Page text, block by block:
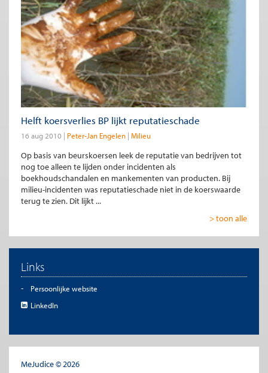
Helft koersverlies BP lijkt reputatieschade
16 aug 2010 Peter-Jan Engelen Milieu
Op basis van beurskoersen leek de reputatie van bedrijven tot
nog toe alleen te lijden onder incidenten als
boekhoudschandalen en mankementen van producten. Bij
milieu-incidenten was reputatieschade niet in de koerswaarde
terug te zien. Dit lijkt ...
> toon alle
Links
Persoonlijke website
LinkedIn
MeJudice © 2026